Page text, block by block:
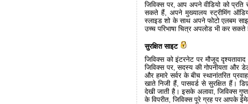
जिविक्स पर, आप अपने वीडियो को
सकते हैं, अपने मुख्यालय स्ट्रीमिंग
स्लाइड शो के साथ अपने फोटो एलबम
उच्च परिभाषा चित्र अपलोड भी कर सकते
सुरक्षित साइट
जिविक्स को इंटरनेट पर मौजूद दृश्यतावाद
जिविक्स पर, सदस्य की गोपनीयता और
और हमारे सर्वर के बीच स्थानांतरित
खाते निजी हैं, पासवर्ड से सुरक्षित हैं।
देखी जाती है। इसके अलावा, जिविक्स
के विपरीत, जिविक्स पूरे ग्रह पर आपके